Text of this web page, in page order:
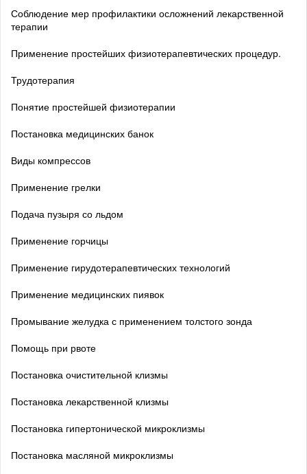
Соблюдение мер профилактики осложнений лекарственной
терапии
Применение простейших физиотерапевтических процедур.
Трудотерапия
Понятие простейшей физиотерапии
Постановка медицинских банок
Виды компрессов
Применение грелки
Подача пузыря со льдом
Применение горчицы
Применение гирудотерапевтических технологий
Применение медицинских пиявок
Промывание желудка с применением толстого зонда
Помощь при рвоте
Постановка очистительной клизмы
Постановка лекарственной клизмы
Постановка гипертонической микроклизмы
Постановка масляной микроклизмы